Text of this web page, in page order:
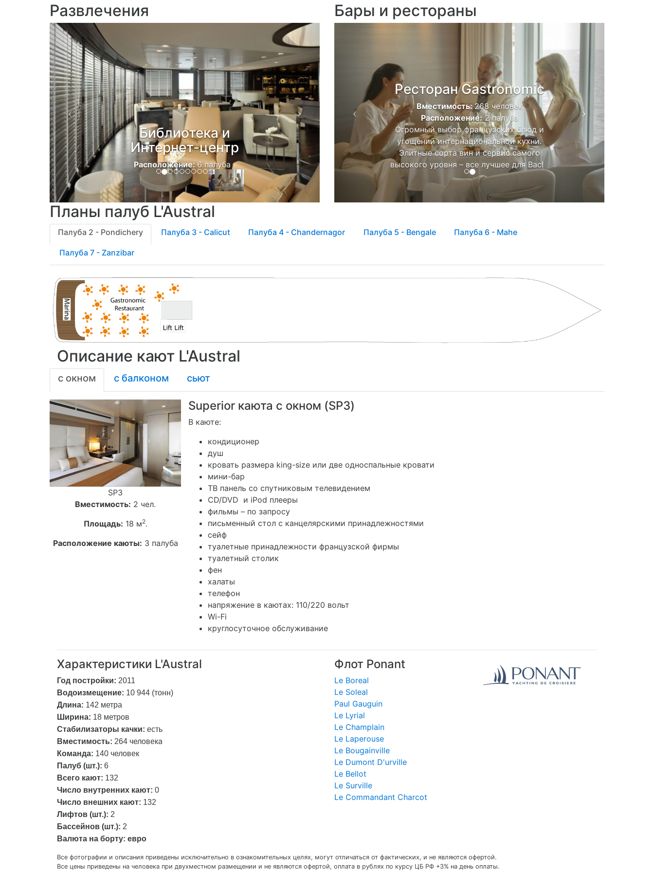
Развлечения
Библиотека и
Интернет-центр
Расположение:6 палуба
Previous Next
Бары и рестораны
Ресторан Gastronomic
Вместимость:268 человек
Расположение:2 палуба
Огромный выбор французских блюд и
угощений интернациональной кухни.
Элитные сорта вин и сервис самого
высокого уровня – все лучшее для Вас!
Планы палуб L'Austral
Палуба 2 - Pondichery Палуба 3 - Calicut Палуба 4 - Chandernagor Палуба 5 - Bengale Палуба 6 - Mahe
Палуба 7 - Zanzibar
Описание кают L'Austral
с окном с балконом сьют
SP3
Вместимость: 2 чел.
Площадь: 18 м2.
Расположение каюты: 3 палуба
Superior каюта с окном (SP3)
В каюте:
кондиционер
душ
кровать размера king-size или две односпальные кровати
мини-бар
ТВ панель со спутниковым телевидением
CD/DVD и iPod плееры
фильмы – по запросу
письменный стол с канцелярскими принадлежностями
сейф
туалетные принадлежности французской фирмы
туалетный столик
фен
халаты
телефон
напряжение в каютах: 110/220 вольт
Wi-Fi
круглосуточное обслуживание
Характеристики L'Austral
Год постройки: 2011
Водоизмещение: 10 944 (тонн)
Длина: 142 метра
Ширина: 18 метров
Стабилизаторы качки: есть
Вместимость: 264 человека
Команда: 140 человек
Палуб (шт.): 6
Всего кают: 132
Число внутренних кают: 0
Число внешних кают: 132
Лифтов (шт.): 2
Бассейнов (шт.): 2
Валюта на борту: евро
Флот Ponant
Le Boreal
Le Soleal
Paul Gauguin
Le Lyrial
Le Champlain
Le Laperouse
Le Bougainville
Le Dumont D'urville
Le Bellot
Le Surville
Le Commandant Charcot
Все фотографии и описания приведены исключительно в ознакомительных целях, могут отличаться от фактических, и не являются офертой.
Все цены приведены на человека при двухместном размещении и не являются офертой, оплата в рублях по курсу ЦБ РФ +3% на день оплаты.